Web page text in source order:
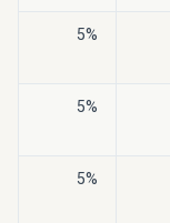
5%
5%
5%